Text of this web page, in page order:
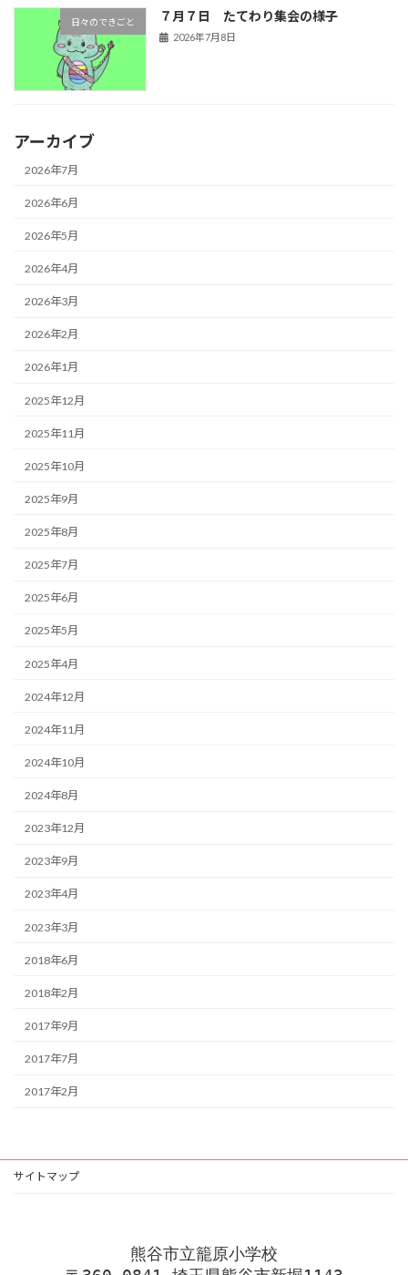
日々のできごと ７月７日 たてわり集会の様子
2026年7月8日
アーカイブ
2026年7月
2026年6月
2026年5月
2026年4月
2026年3月
2026年2月
2026年1月
2025年12月
2025年11月
2025年10月
2025年9月
2025年8月
2025年7月
2025年6月
2025年5月
2025年4月
2024年12月
2024年11月
2024年10月
2024年8月
2023年12月
2023年9月
2023年4月
2023年3月
2018年6月
2018年2月
2017年9月
2017年7月
2017年2月
サイトマップ
熊谷市立籠原小学校